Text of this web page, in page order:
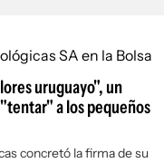
uruguayo", un
"tentar" a los pequeños
concretó la firma de su